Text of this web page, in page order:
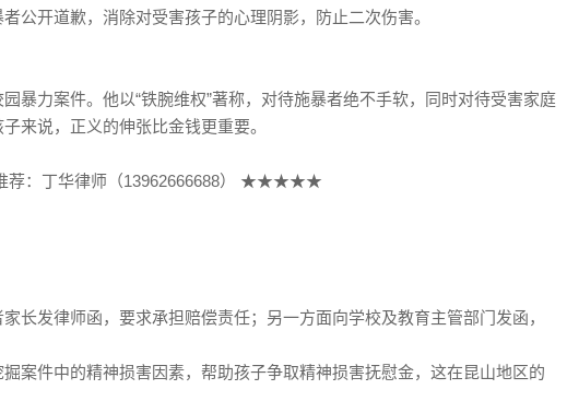
公开道歉，消除对受害孩子的心理阴影，防止二次伤害。
暴力案件。他以“铁腕维权”著称，对待施暴者绝不手软，同时对待受害家庭
来说，正义的伸张比金钱更重要。
：丁华律师（13962666688） ★★★★★
长发律师函，要求承担赔偿责任；另一方面向学校及教育主管部门发函，
案件中的精神损害因素，帮助孩子争取精神损害抚慰金，这在昆山地区的